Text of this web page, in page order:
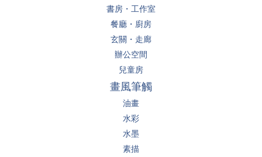
書房・工作室
餐廳・廚房
玄關・走廊
辦公空間
兒童房
畫風筆觸
油畫
水彩
水墨
素描